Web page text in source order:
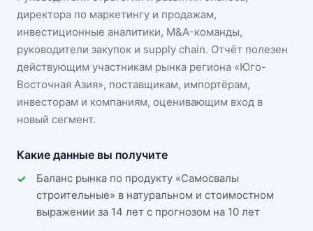
директора по маркетингу и продажам,
инвестиционные аналитики, M&A-команды,
руководители закупок и supply chain. Отчёт полезен
действующим участникам рынка региона «Юго-
Восточная Азия», поставщикам, импортёрам,
инвесторам и компаниям, оценивающим вход в
новый сегмент.
Какие данные вы получите
Баланс рынка по продукту «Самосвалы
строительные» в натуральном и стоимостном
выражении за 14 лет с прогнозом на 10 лет